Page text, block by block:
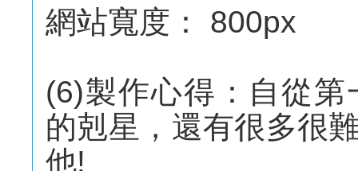
網站寬度： 800px
(6)製作心得：自從
的剋星，還有很多很
他!